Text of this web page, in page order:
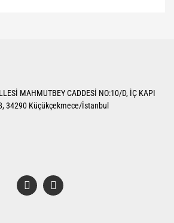
eksik bilgiler bulunuyor.
alternatifler olmalı.
MAHMUTBEY CADDESİ NO:10/D, İÇ KAPI
34290 Küçükçekmece/İstanbul